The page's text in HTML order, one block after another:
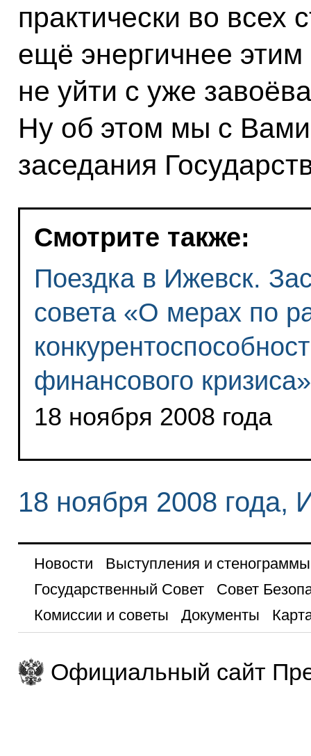
практически во всех
ещё энергичнее
не уйти с уже
Ну об этом мы с
заседания
Смотрите также:
Поездка в Ижевск.
совета «О мерах по
финансового кризиса»
18 ноября 2008 года
18 ноября 2008 года,
Новости
Выступления и стенограммы
Государственный Совет
Совет
Комиссии и советы
Документы
Официальный сайт